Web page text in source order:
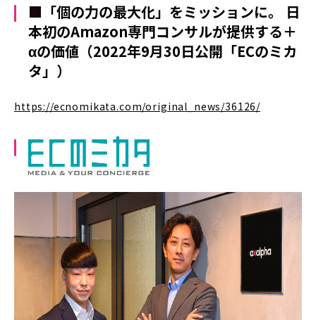
■ 「個の力の最大化」をミッションに。 日
本初のAmazon専門コンサルが提供する＋
αの価値（2022年9月30日公開「ECのミカ
タ」）
https://ecnomikata.com/original_news/36126/